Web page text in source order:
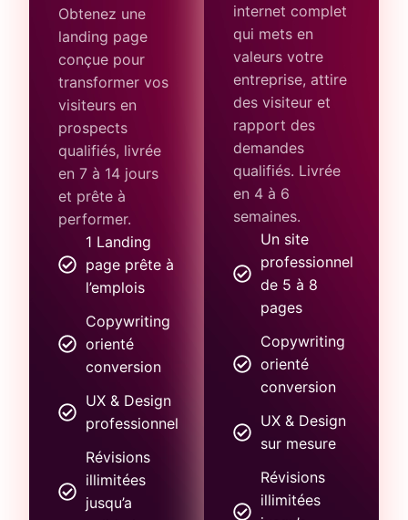
Obtenez une
landing page
conçue pour
transformer vos
visiteurs en
prospects
qualifiés, livrée
en 7 à 14 jours
et prête à
performer.
1 Landing
page prête à
l’emplois
Copywriting
orienté
conversion
UX & Design
professionnel
Révisions
illimitées
jusqu’a
internet complet
qui mets en
valeurs votre
entreprise, attire
des visiteur et
rapport des
demandes
qualifiés. Livrée
en 4 à 6
semaines.
Un site
professionnel
de 5 à 8
pages
Copywriting
orienté
conversion
UX & Design
sur mesure
Révisions
illimitées